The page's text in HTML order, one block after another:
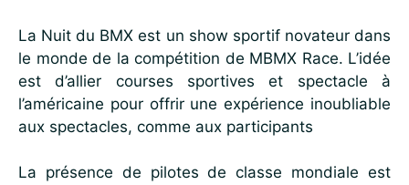
La Nuit du BMX est un show sportif novateur dans
le monde de la compétition de MBMX Race. L’idée
est d’allier courses sportives et spectacle à
l’américaine pour offrir une expérience inoubliable
aux spectacles, comme aux participants
La présence de pilotes de classe mondiale est